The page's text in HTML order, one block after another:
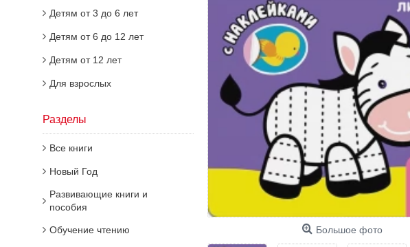
Детям от 3 до 6 лет
Детям от 6 до 12 лет
Детям от 12 лет
Для взрослых
Разделы
Все книги
Новый Год
Развивающие книги и
пособия
Обучение чтению Большое фото